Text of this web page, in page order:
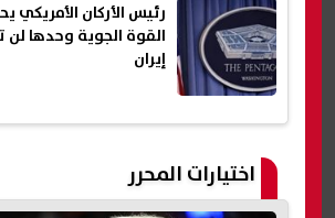
رئيس الأركان الأمريكي
القوة الجوية وحدها
إيران
اختيارات المحرر